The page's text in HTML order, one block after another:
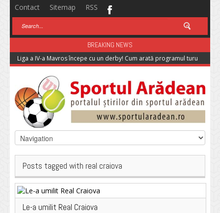
Contact Sitemap RSS
BREAKING NEWS
Liga a IV-a Mavros începe cu un derby! Cum arată programul turului
Posts tagged with real craiova
Le-a umilit Real Craiova